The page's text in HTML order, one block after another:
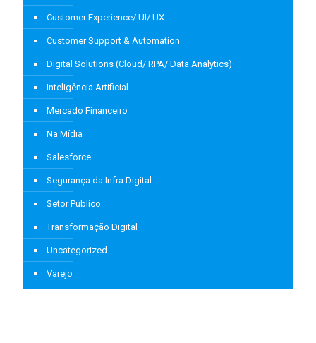
Customer Experience/ UI/ UX
Customer Support & Automation
Digital Solutions (Cloud/ RPA/ Data Analytics)
Inteligência Artificial
Mercado Financeiro
Na Mídia
Salesforce
Segurança da Infra Digital
Setor Público
Transformação Digital
Uncategorized
Varejo